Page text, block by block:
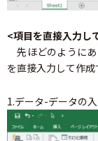
<項目を直接入力し
先ほどのように
を直接入力して作成
1.データ-データの